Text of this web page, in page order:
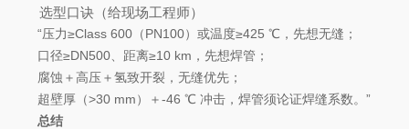
选型口诀（给现场工程师）
“压力≥Class 600（PN100）或温度≥425 ℃，先想无缝；
口径≥DN500、距离≥10 km，先想焊管；
腐蚀＋高压＋氢致开裂，无缝优先；
超壁厚（>30 mm）＋-46 ℃ 冲击，焊管须论证焊缝系数。”
总结